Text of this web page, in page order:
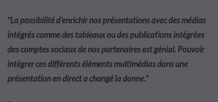
“La possibilité d'enrichir nos présentations avec des médias
intégrés comme des tableaux ou des publications intégrées
des comptes sociaux de nos partenaires est génial. Pouvoir
intégrer ces différents éléments multimédias dans une
présentation en direct a changé la donne.”